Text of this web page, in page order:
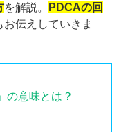
を解説。
PDCAの回
お伝えしていきま
の意味とは？